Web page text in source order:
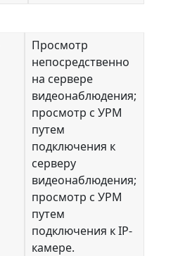
Просмотр
непосредственно
на сервере
видеонаблюдения;
просмотр с УРМ
путем
подключения к
серверу
видеонаблюдения;
просмотр с УРМ
путем
подключения к IP-
камере.